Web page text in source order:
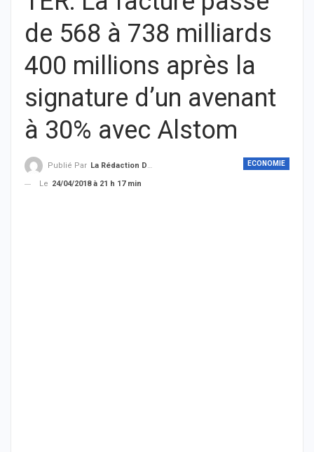
de 568 à 738 milliards
400 millions après la
signature d’un avenant
à 30% avec Alstom
ECONOMIE
Publié Par La Rédaction De THIEYSENEGAL.com
Le 24/04/2018 à 21 h 17 min